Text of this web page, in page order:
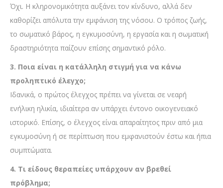
Όχι. Η κληρονομικότητα αυξάνει τον κίνδυνο, αλλά δεν
καθορίζει απόλυτα την εμφάνιση της νόσου. Ο τρόπος ζωής,
το σωματικό βάρος, η εγκυμοσύνη, η εργασία και η σωματική
δραστηριότητα παίζουν επίσης σημαντικό ρόλο.
3. Ποια είναι η κατάλληλη στιγμή για να κάνω
προληπτικό έλεγχο;
Ιδανικά, ο πρώτος έλεγχος πρέπει να γίνεται σε νεαρή
ενήλικη ηλικία, ιδιαίτερα αν υπάρχει έντονο οικογενειακό
ιστορικό. Επίσης, ο έλεγχος είναι απαραίτητος πριν από μια
εγκυμοσύνη ή σε περίπτωση που εμφανιστούν έστω και ήπια
συμπτώματα.
4. Τι είδους θεραπείες υπάρχουν αν βρεθεί
πρόβλημα;